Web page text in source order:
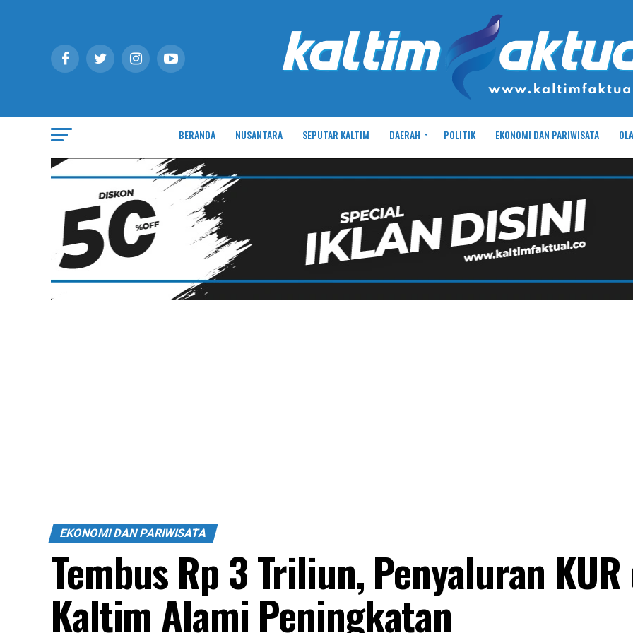
BERANDA NUSANTARA SEPUTAR KALTIM DAERAH POLITIK EKONOMI DAN PARIWISATA
EKONOMI DAN PARIWISATA
Tembus Rp 3 Triliun, Penyaluran
Kaltim Alami Peningkatan